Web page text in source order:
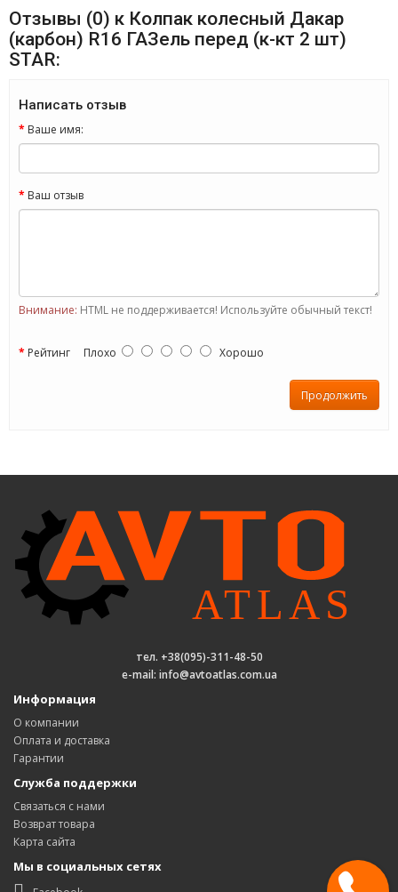
Отзывы (0) к Колпак колесный Дакар
(карбон) R16 ГАЗель перед (к-кт 2 шт)
STAR:
Написать отзыв
Ваше имя:
Ваш отзыв
Внимание: HTML не поддерживается! Используйте обычный текст!
Рейтинг Плохо Хорошо
Продолжить
тел. +38(095)-311-48-50
e-mail: info@avtoatlas.com.ua
Информация
О компании
Оплата и доставка
Гарантии
Служба поддержки
Связаться с нами
Возврат товара
Карта сайта
Мы в социальных сетях